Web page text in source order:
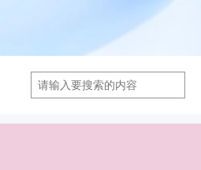
搜
索